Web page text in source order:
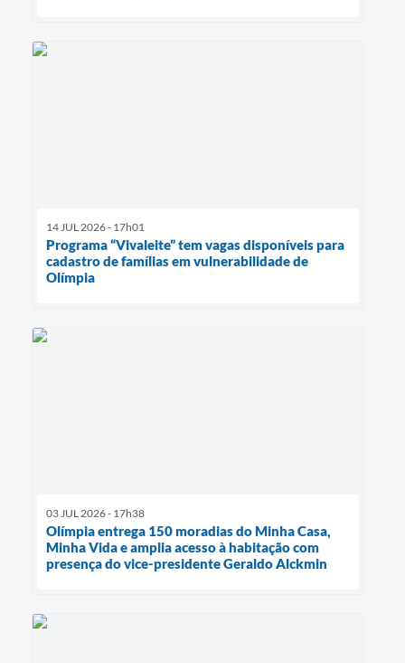
14 JUL 2026 - 17h01
Programa “Vivaleite” tem vagas disponíveis para
cadastro de famílias em vulnerabilidade de
Olímpia
03 JUL 2026 - 17h38
Olímpia entrega 150 moradias do Minha Casa,
Minha Vida e amplia acesso à habitação com
presença do vice-presidente Geraldo Alckmin